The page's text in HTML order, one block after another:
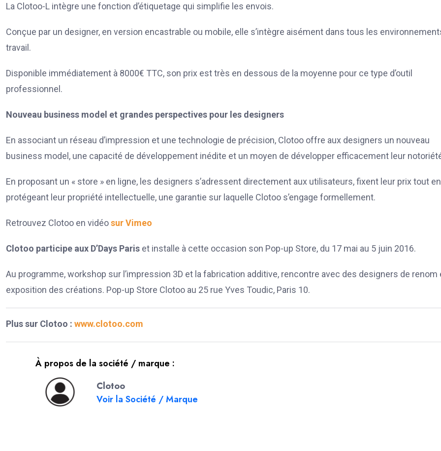
La Clotoo-L intègre une fonction d’étiquetage qui simplifie les envois.
Conçue par un designer, en version encastrable ou mobile, elle s’intègre aisément dans tous les
travail.
Disponible immédiatement à 8000€ TTC, son prix est très en dessous de la moyenne pour ce type d’outil
professionnel.
Nouveau business model et grandes perspectives pour les designers
En associant un réseau d’impression et une technologie de précision, Clotoo offre aux designers un nouveau
business model, une capacité de développement inédite et un moyen de développer efficacement leur
En proposant un « store » en ligne, les designers s’adressent directement aux utilisateurs, fixent leur prix tout en
protégeant leur propriété intellectuelle, une garantie sur laquelle Clotoo s’engage formellement.
Retrouvez Clotoo en vidéosur Vimeo
Clotoo participe aux D’Days Paris et installe à cette occasion son Pop-up Store, du 17 mai au 5 juin 2016.
Au programme, workshop sur l’impression 3D et la fabrication additive, rencontre avec des designers de renom
exposition des créations. Pop-up Store Clotoo au 25 rue Yves Toudic, Paris 10.
Plus sur Clotoo : www.clotoo.com
À propos de la société / marque :
Clotoo
Voir la Société / Marque